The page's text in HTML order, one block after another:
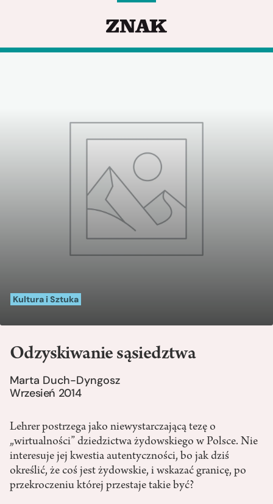
Kultura i Sztuka
Odzyskiwanie sąsiedztwa
Marta Duch-Dyngosz
Wrzesień 2014
Lehrer postrzega jako niewystarczającą tezę o
„wirtualności” dziedzictwa żydowskiego w Polsce. Nie
interesuje jej kwestia autentyczności, bo jak dziś
określić, że coś jest żydowskie, i wskazać granicę, po
przekroczeniu której przestaje takie być?